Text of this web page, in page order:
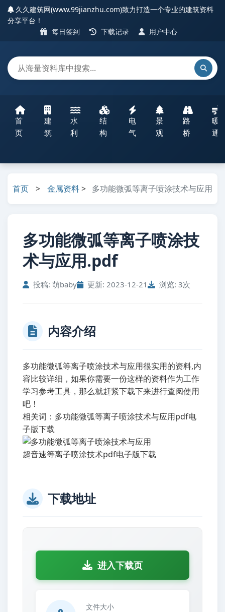
久久建筑网(www.99jianzhu.com)致力打造一个专业的建筑资料
分享平台！
每日签到
下载记录 用户中心
首
页
建
筑
水
利
结
构
电
气
景
观
路
桥
暖
通
首页 > 金属资料> 多功能微弧等离子喷涂技术与应用
多功能微弧等离子喷涂技
术与应用.pdf
投稿: 萌baby 更新: 2023-12-21 浏览: 3次
内容介绍
多功能微弧等离子喷涂技术与应用很实用的资料,内
容比较详细，如果你需要一份这样的资料作为工作
学习参考工具，那么就赶紧下载下来进行查阅使用
吧！
相关词：多功能微弧等离子喷涂技术与应用pdf电
子版下载
超音速等离子喷涂技术pdf电子版下载
下载地址
进入下载页
文件大小